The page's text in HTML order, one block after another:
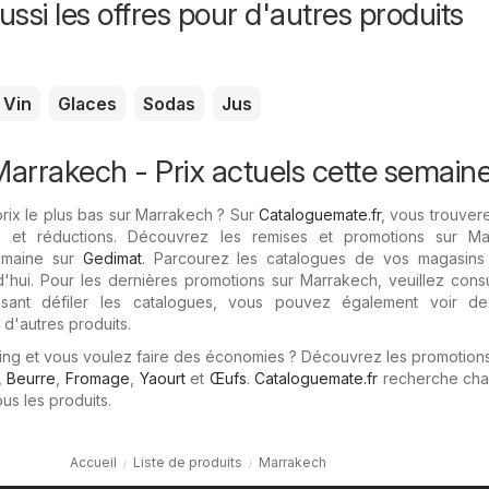
les offres pour d'autres produits
Vin Glaces Sodas Jus
- Prix ​​actuels cette
le plus bas sur Marrakech ? Sur Cataloguemate.fr, vous
et réductions. Découvrez les remises et promotions sur
sur Gedimat. Parcourez les catalogues de vos magasins
Pour les dernières promotions sur Marrakech, veuillez
défiler les catalogues, vous pouvez également voir
produits.
et vous voulez faire des économies ? Découvrez les
Beurre, Fromage, Yaourtet Œufs.Cataloguemate.fr recherche
les produits.
Accueil Liste de produits Marrakech